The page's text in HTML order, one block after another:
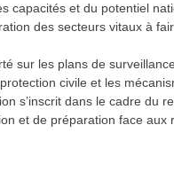
capacités et du potentiel
des secteurs vitaux à
sur les plans de
civile et les
s’inscrit dans le cadre du
et de préparation face aux